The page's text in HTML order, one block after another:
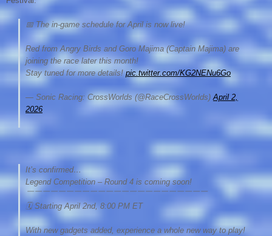
📅 The in‑game schedule for April is now live!
Red from Angry Birds and Goro Majima (Captain Majima) are
joining the race later this month!
Stay tuned for more details!pic.twitter.com/KG2NENu6Go
— Sonic Racing: CrossWorlds (@RaceCrossWorlds)April 2,
2026
It’s confirmed…
Legend Competition – Round 4 is coming soon!
￣￣￣￣￣￣￣￣￣￣￣￣￣￣￣￣￣￣￣￣￣￣￣
🗓️ Starting April 2nd, 8:00 PM ET
With new gadgets added, experience a whole new way to play!